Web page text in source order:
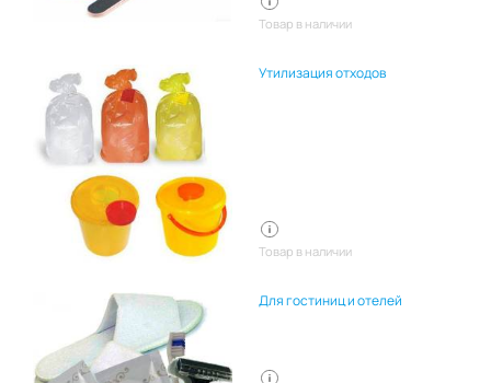
Товар в наличии
Утилизация отходов
Товар в наличии
Для гостиниц и отелей